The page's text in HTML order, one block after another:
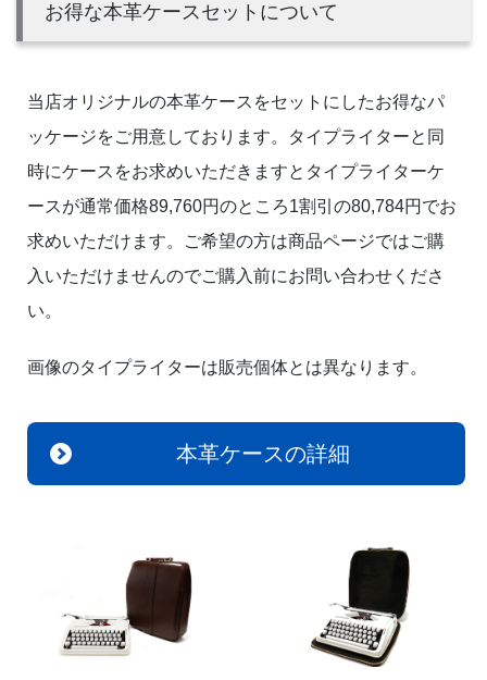
お得な本革ケースセットについて
当店オリジナルの本革ケースをセットにしたお得なパ
ッケージをご用意しております。タイプライターと同
時にケースをお求めいただきますとタイプライターケ
ースが通常価格89,760円のところ1割引の80,784円でお
求めいただけます。ご希望の方は商品ページではご購
入いただけませんのでご購入前にお問い合わせくださ
い。
画像のタイプライターは販売個体とは異なります。
本革ケースの詳細